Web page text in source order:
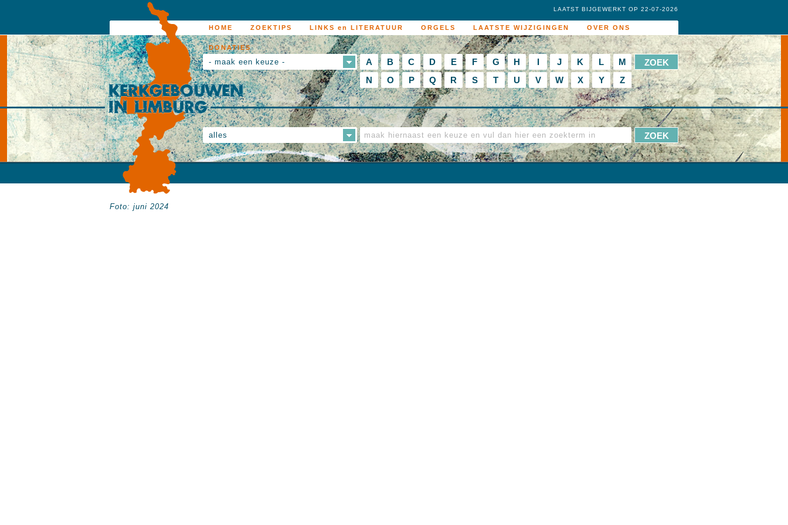
HOME ZOEKTIPS LINKS en LITERATUUR ORGELS LAATSTE WIJZIGINGEN OVER ONS
DONATIES
LAATST BIJGEWERKT OP 22-07-2026
- maak een keuze - A B C D E F G H I J K L
M
N
O P Q R S T U V W X Y Z
alles
Foto: juni 2024